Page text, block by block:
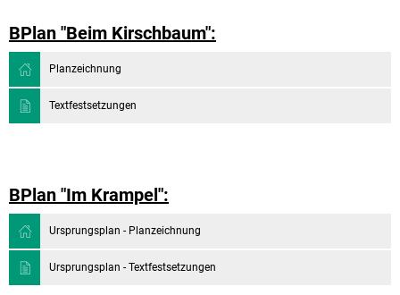
BPlan "Beim Kirschbaum":
Planzeichnung
Textfestsetzungen
BPlan "Im Krampel":
Ursprungsplan - Planzeichnung
Ursprungsplan - Textfestsetzungen